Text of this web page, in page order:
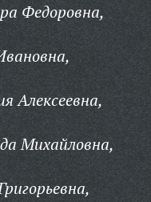
Федоровна,
Алексеевна,
Михайловна,